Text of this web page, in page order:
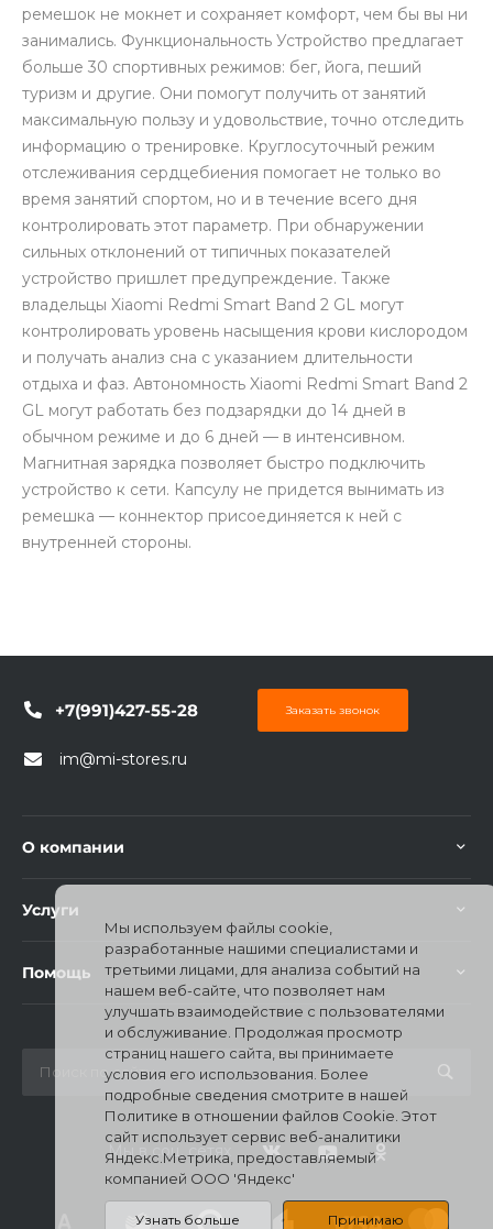
ремешок не мокнет и сохраняет комфорт, чем бы вы ни
занимались. Функциональность Устройство предлагает
больше 30 спортивных режимов: бег, йога, пеший
туризм и другие. Они помогут получить от занятий
максимальную пользу и удовольствие, точно отследить
информацию о тренировке. Круглосуточный режим
отслеживания сердцебиения помогает не только во
время занятий спортом, но и в течение всего дня
контролировать этот параметр. При обнаружении
сильных отклонений от типичных показателей
устройство пришлет предупреждение. Также
владельцы Xiaomi Redmi Smart Band 2 GL могут
контролировать уровень насыщения крови кислородом
и получать анализ сна с указанием длительности
отдыха и фаз. Автономность Xiaomi Redmi Smart Band 2
GL могут работать без подзарядки до 14 дней в
обычном режиме и до 6 дней — в интенсивном.
Магнитная зарядка позволяет быстро подключить
устройство к сети. Капсулу не придется вынимать из
ремешка — коннектор присоединяется к ней с
внутренней стороны.
+7(991)427-55-28 Заказать звонок
im@mi-stores.ru
О компании
Услуги
Помощь
Мы в соц. сетях
Мы используем файлы cookie,
разработанные нашими специалистами и
третьими лицами, для анализа событий на
нашем веб-сайте, что позволяет нам
улучшать взаимодействие с пользователями
и обслуживание. Продолжая просмотр
страниц нашего сайта, вы принимаете
условия его использования. Более
подробные сведения смотрите в нашей
Политике в отношении файлов Cookie. Этот
сайт использует сервис веб-аналитики
Яндекс.Метрика, предоставляемый
компанией ООО 'Яндекс'
Узнать больше Принимаю